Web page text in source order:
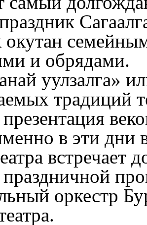
окутан
и обрядами.
уулзалга»
традиций
в эти дни
встречает
оркестр